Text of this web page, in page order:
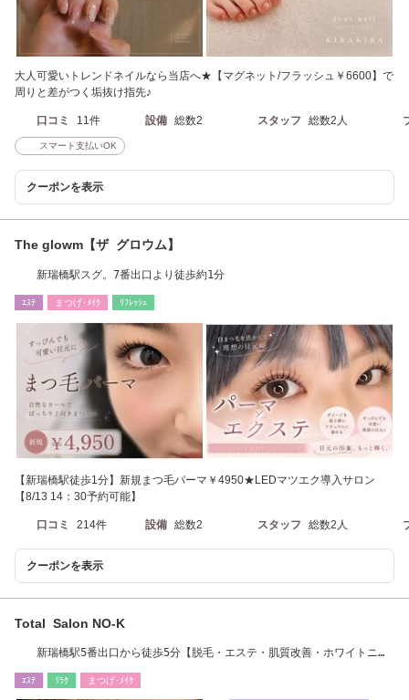
大人可愛いトレンドネイルなら当店へ★【マグネット/フラッシュ￥6600】で
周りと差がつく垢抜け指先♪
口コミ 11件 設備 総数2 スタッフ 総数2人
スマート支払いOK
クーポンを表示
The glowm【ザ グロウム】
新瑞橋駅スグ。7番出口より徒歩約1分
ｴｽﾃ まつげ･ﾒｲｸ ﾘﾌﾚｯｼｭ
【新瑞橋駅徒歩1分】新規まつ毛パーマ￥4950★LEDマツエク導入サロン
【8/13 14：30予約可能】
口コミ 214件 設備 総数2 スタッフ 総数2人
クーポンを表示
Total Salon NO-K
新瑞橋駅5番出口から徒歩5分【脱毛・エステ・肌質改善・ホワイトニン
ｴｽﾃ ﾘﾗｸ まつげ･ﾒｲｸ